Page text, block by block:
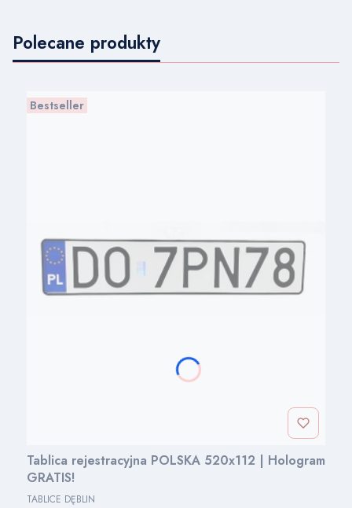
Polecane produkty
Bestseller
Tablica rejestracyjna POLSKA 520x112 | Hologram
GRATIS!
PRODUCENT
TABLICE DĘBLIN